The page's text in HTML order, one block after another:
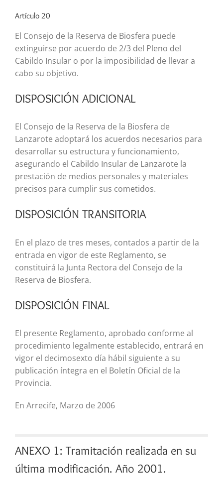
Artículo 20
El Consejo de la Reserva de Biosfera puede
extinguirse por acuerdo de 2/3 del Pleno del
Cabildo Insular o por la imposibilidad de llevar a
cabo su objetivo.
DISPOSICIÓN ADICIONAL
El Consejo de la Reserva de la Biosfera de
Lanzarote adoptará los acuerdos necesarios para
desarrollar su estructura y funcionamiento,
asegurando el Cabildo Insular de Lanzarote la
prestación de medios personales y materiales
precisos para cumplir sus cometidos.
DISPOSICIÓN TRANSITORIA
En el plazo de tres meses, contados a partir de la
entrada en vigor de este Reglamento, se
constituirá la Junta Rectora del Consejo de la
Reserva de Biosfera.
DISPOSICIÓN FINAL
El presente Reglamento, aprobado conforme al
procedimiento legalmente establecido, entrará en
vigor el decimosexto día hábil siguiente a su
publicación íntegra en el Boletín Oficial de la
Provincia.
En Arrecife, Marzo de 2006
ANEXO 1: Tramitación realizada en su
última modificación. Año 2001.